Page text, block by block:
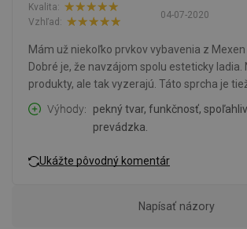
04-07-2020
Kvalita:
Vzhľad:
Mám už niekoľko prvkov vybavenia z
Dobré je, že navzájom spolu esteticky ladia.
produkty, ale tak vyzerajú. Táto sprcha je
Výhody
pekný tvar, funkčnosť,
prevádzka.
Ukážte pôvodný komentár
Napísať názory